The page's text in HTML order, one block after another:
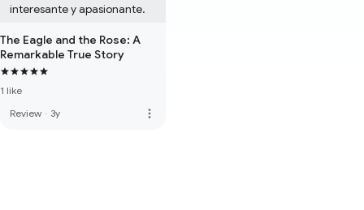
interesante y apasionante.
The Eagle and the Rose: A
Remarkable True Story
1 like
Review · 3y more_vert